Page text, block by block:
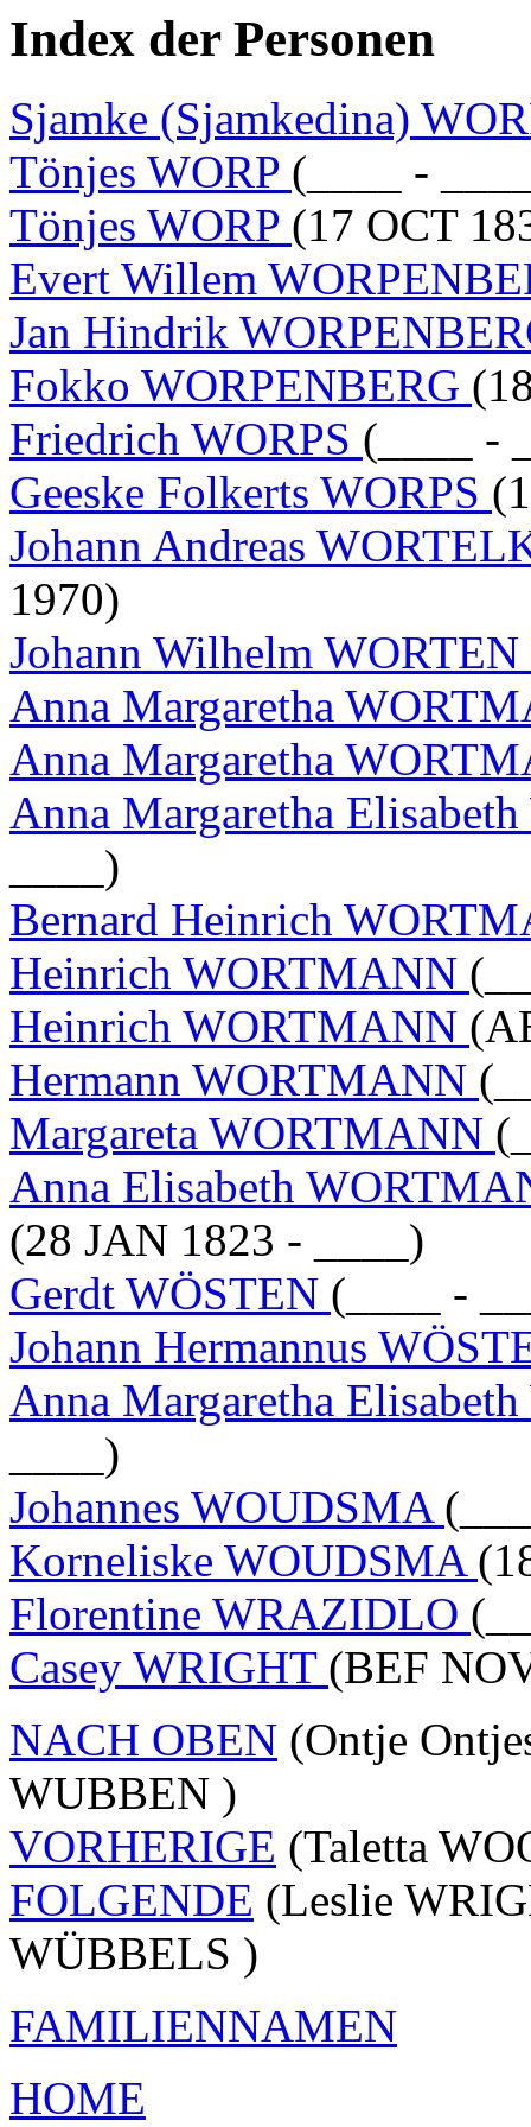
Index der Personen
Sjamke (Sjamkedina)
Tönjes WORP (____ -
Tönjes WORP (17 OCT
Evert Willem
Jan Hindrik
Fokko WORPENBERG
Friedrich WORPS (____ -
Geeske Folkerts WORPS
Johann Andreas
1970)
Johann Wilhelm WORTEN
Anna Margaretha
Anna Margaretha
Anna Margaretha
____)
Bernard Heinrich
Heinrich WORTMANN
Heinrich WORTMANN
Hermann WORTMANN
Margareta WORTMANN
Anna Elisabeth
(28 JAN 1823 - ____)
Gerdt WÖSTEN (____ -
Johann Hermannus
Anna Margaretha
____)
Johannes WOUDSMA
Korneliske WOUDSMA
Florentine WRAZIDLO
Casey WRIGHT (BEF
NACH OBEN (Ontje
WUBBEN )
VORHERIGE (Taletta
FOLGENDE (Leslie
WÜBBELS )
FAMILIENNAMEN
HOME